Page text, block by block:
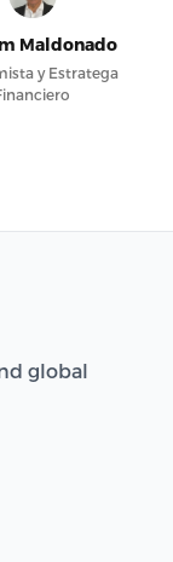
Maldonado
y Estratega
global